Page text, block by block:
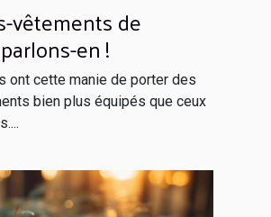
vêtements de
en !
ont cette manie de porter des
bien plus équipés que ceux